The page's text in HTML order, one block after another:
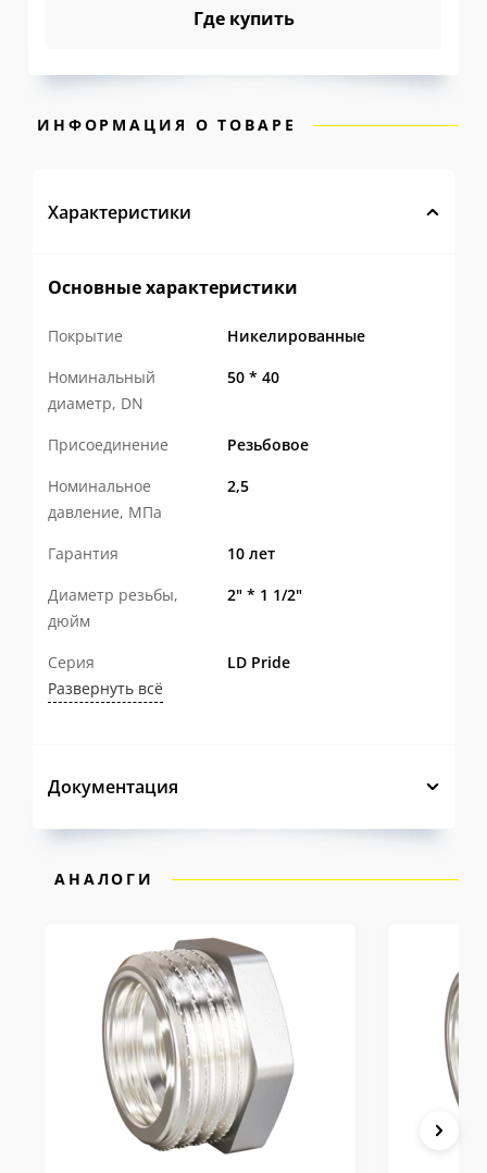
Где купить
ИНФОРМАЦИЯ О ТОВАРЕ
Характеристики
Основные характеристики
Покрытие
Никелированные
Номинальный
диаметр, DN
50 * 40
Присоединение
Резьбовое
Номинальное
давление, МПа
2,5
Гарантия
10 лет
Диаметр резьбы,
дюйм
2" * 1 1/2"
Серия
LD Pride
Развернуть всё
Документация
АНАЛОГИ